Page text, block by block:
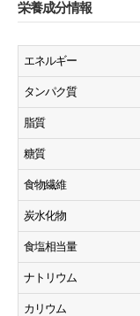
栄養成分情報
エネルギー
タンパク質
脂質
糖質
食物繊維
炭水化物
食塩相当量
ナトリウム
カリウム